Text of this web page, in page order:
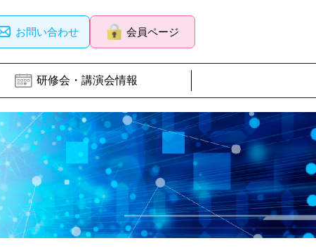
お問い合わせ 会員ページ
研修会・講演会情報